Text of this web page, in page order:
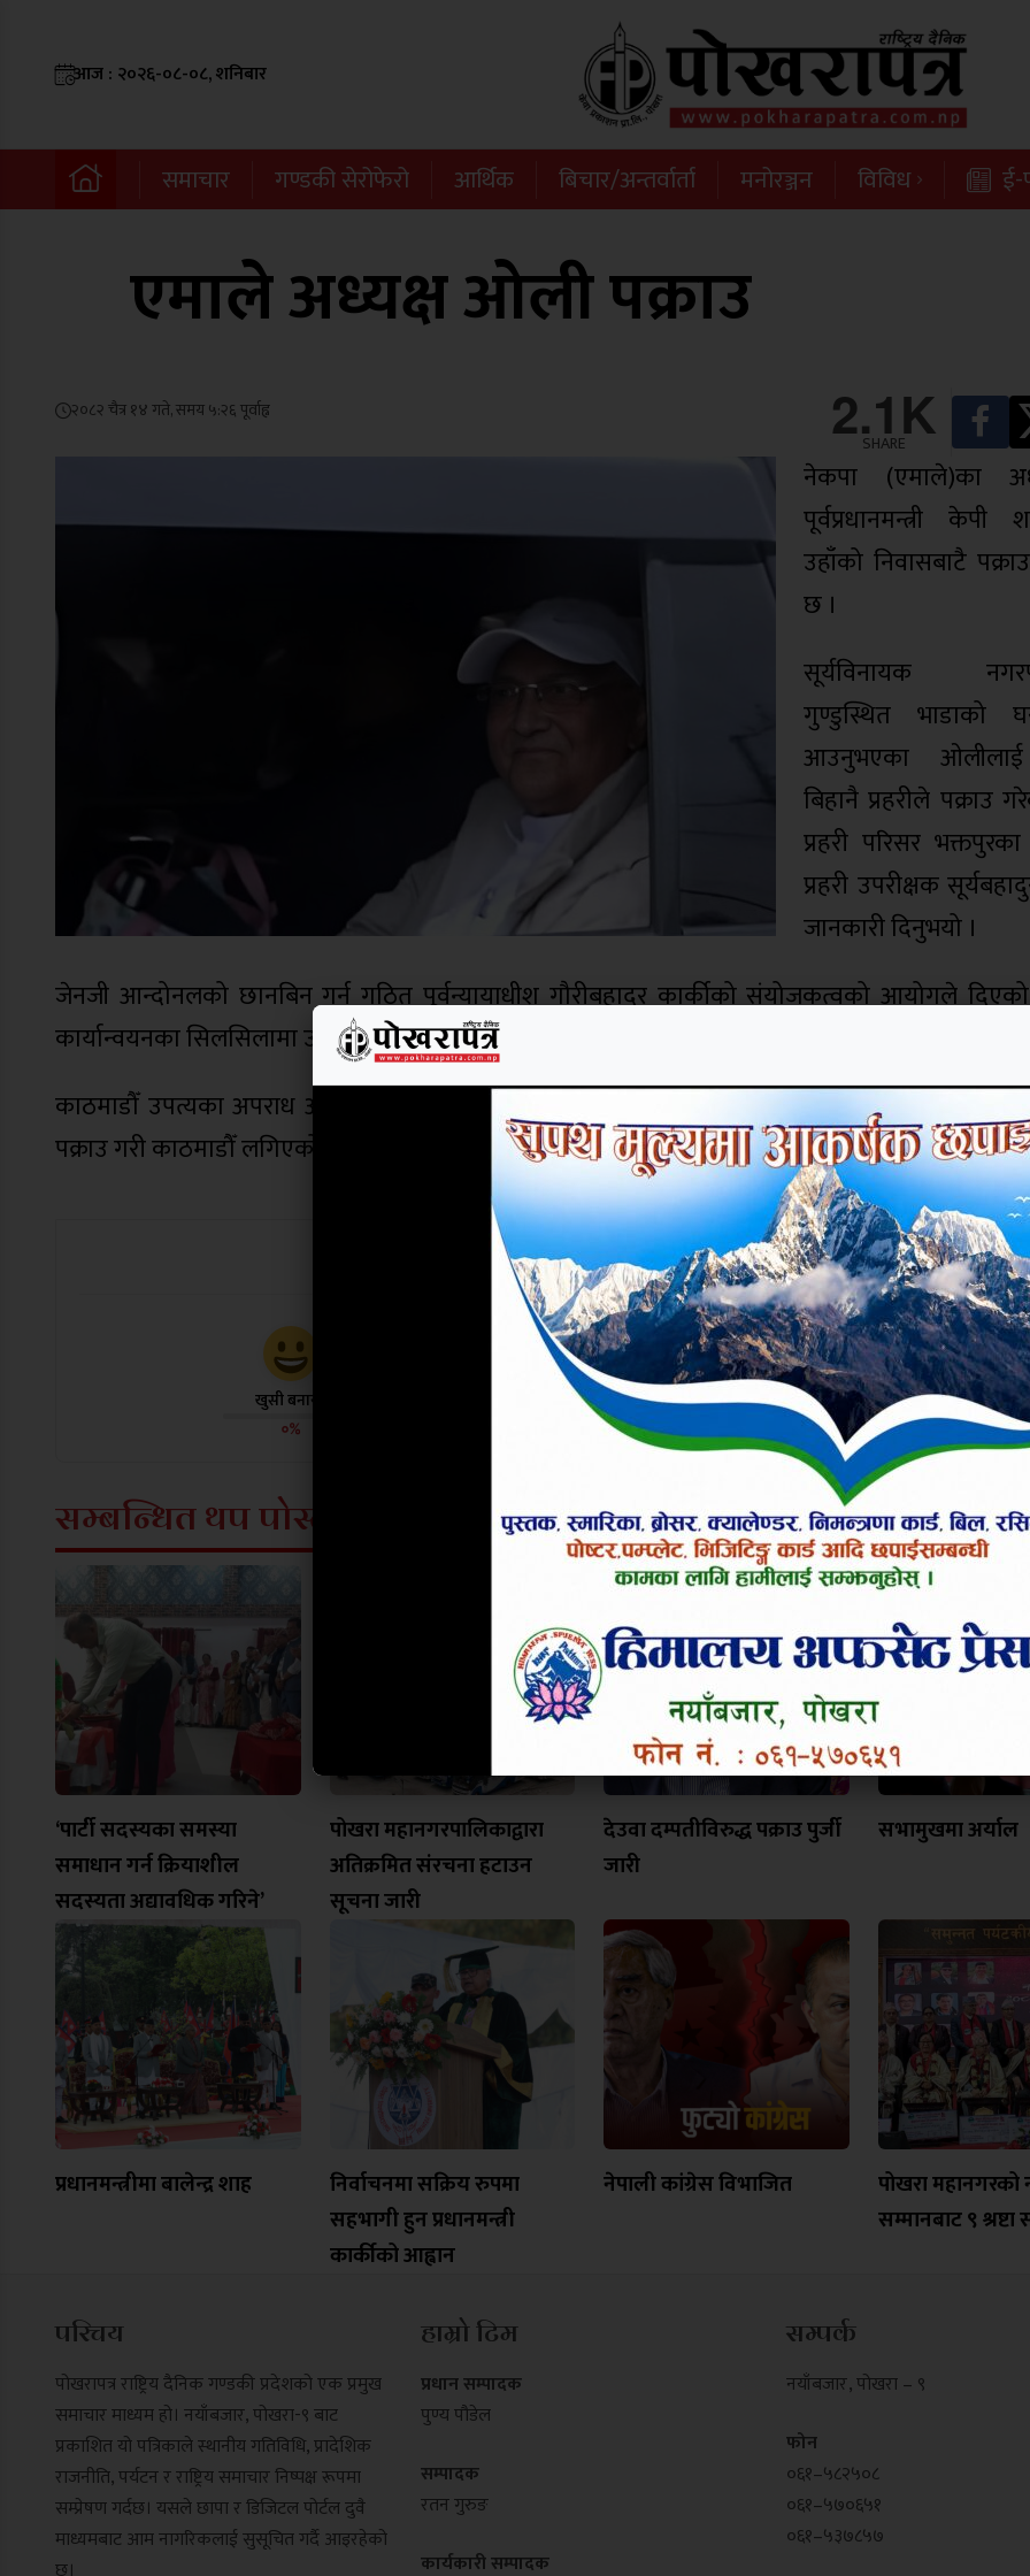
आज : २०२६-०८-०८, शनिबार
समाचार गण्डकी सेरोफेरो आर्थिक बिचार/अन्तर्वार्ता मनोरञ्जन विविध ई-
एमाले अध्यक्ष ओली पक्राउ
२०८२ चैत्र १४ गते, समय ५:२६ पूर्वाह्न 2.1K
SHARE
नेकपा (एमाले)का
पूर्वप्रधानमन्त्री केपी
उहाँको निवासबाटै
छ ।
सूर्यविनायक
गुण्डुस्थित भाडाको
आउनुभएका ओलीलाई
बिहानै प्रहरीले पक्राउ
प्रहरी परिसर
प्रहरी उपरीक्षक
जानकारी दिनुभयो ।
जेनजी आन्दोनलको छानबिन गर्न गठित पूर्वन्यायाधीश गौरीबहादुर कार्कीको संयोजकत्वको आयोगले
कार्यान्वयनका सिलसिलामा उहाँलाई पक्राउ गरिएको प्रहरीले जनाएको छ ।
काठमाडौँ उपत्यका अपराध अनुसन्धान कार्यालयको प्रहरी टोली शनिबार बिहान ५ः०० बजे गुण्डु पुगेका थियो
पक्राउ गरी काठमाडौँ लगिएको उहाँले जानकारी दिनुभयो ।
यो खबर पढेर तपाईलाई कस्तो लाग्यो ?
खुसी बनायो
०%
उत्साहित हाँसो लाग्यो आक्रोशित बनायो
०%
सम्बन्धित थप पोस्टहरू
‘पार्टी सदस्यका समस्या
समाधान गर्न क्रियाशील
सदस्यता अद्यावधिक गरिने’
पोखरा महानगरपालिकाद्वारा
अतिक्रमित संरचना हटाउन
सूचना जारी
देउवा दम्पतीविरुद्ध पक्राउ पुर्जी
जारी
सभामुखमा अर्याल
प्रधानमन्त्रीमा बालेन्द्र शाह
निर्वाचनमा सक्रिय रुपमा
सहभागी हुन प्रधानमन्त्री
कार्कीको आह्वान
नेपाली कांग्रेस विभाजित
पोखरा महानगरको
सम्मानबाट ९ श्रष्टा
परिचय
पोखरापत्र राष्ट्रिय दैनिक गण्डकी प्रदेशको एक प्रमुख
समाचार माध्यम हो। नयाँबजार, पोखरा-९ बाट
प्रकाशित यो पत्रिकाले स्थानीय गतिविधि, प्रादेशिक
राजनीति, पर्यटन र राष्ट्रिय समाचार निष्पक्ष रूपमा
सम्प्रेषण गर्दछ। यसले छापा र डिजिटल पोर्टल दुवै
माध्यमबाट आम नागरिकलाई सुसूचित गर्दै आइरहेको
हाम्रो टिम
प्रधान सम्पादक
पुण्य पौडेल
सम्पादक
रतन गुरुङ
कार्यकारी सम्पादक
सम्पर्क
नयाँबजार , पोखरा – ९
फोन
०६१–५८२५०८
०६१–५७०६५१
०६१–५३७८५७